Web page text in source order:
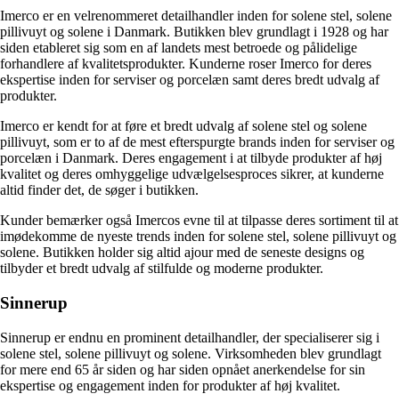
Imerco er en velrenommeret detailhandler inden for solene stel, solene
pillivuyt og solene i Danmark. Butikken blev grundlagt i 1928 og har
siden etableret sig som en af landets mest betroede og pålidelige
forhandlere af kvalitetsprodukter. Kunderne roser Imerco for deres
ekspertise inden for serviser og porcelæn samt deres bredt udvalg af
produkter.
Imerco er kendt for at føre et bredt udvalg af solene stel og solene
pillivuyt, som er to af de mest efterspurgte brands inden for serviser og
porcelæn i Danmark. Deres engagement i at tilbyde produkter af høj
kvalitet og deres omhyggelige udvælgelsesproces sikrer, at kunderne
altid finder det, de søger i butikken.
Kunder bemærker også Imercos evne til at tilpasse deres sortiment til at
imødekomme de nyeste trends inden for solene stel, solene pillivuyt og
solene. Butikken holder sig altid ajour med de seneste designs og
tilbyder et bredt udvalg af stilfulde og moderne produkter.
Sinnerup
Sinnerup er endnu en prominent detailhandler, der specialiserer sig i
solene stel, solene pillivuyt og solene. Virksomheden blev grundlagt
for mere end 65 år siden og har siden opnået anerkendelse for sin
ekspertise og engagement inden for produkter af høj kvalitet.